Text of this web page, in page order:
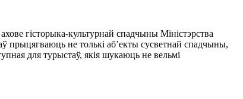
гісторыка-культурнай спадчыны Міністэрства
прыцягваюць не толькі аб’екты сусветнай спадчыны,
для турыстаў, якія шукаюць не вельмі